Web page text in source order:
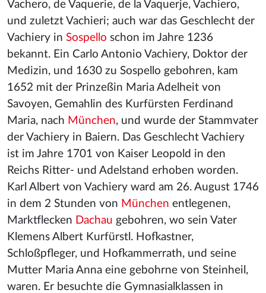
Vachero, de Vaquerie, de la Vaquerje, Vachiero,
und zuletzt Vachieri; auch war das Geschlecht der
Vachiery in Sospello schon im Jahre 1236
bekannt. Ein Carlo Antonio Vachiery, Doktor der
Medizin, und 1630 zu Sospello gebohren, kam
1652 mit der Prinzeßin Maria Adelheit von
Savoyen, Gemahlin des Kurfürsten Ferdinand
Maria, nach München, und wurde der Stammvater
der Vachiery in Baiern. Das Geschlecht Vachiery
ist im Jahre 1701 von Kaiser Leopold in den
Reichs Ritter- und Adelstand erhoben worden.
Karl Albert von Vachiery ward am 26. August 1746
in dem 2 Stunden von München entlegenen,
Marktflecken Dachau gebohren, wo sein Vater
Klemens Albert Kurfürstl. Hofkastner,
Schloßpfleger, und Hofkammerrath, und seine
Mutter Maria Anna eine gebohrne von Steinheil,
waren. Er besuchte die Gymnasialklassen in